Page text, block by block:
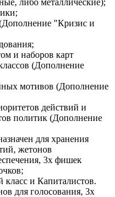
либо металлические);
"Кризис и
и наборов карт
(Дополнение
мотивов (Дополнение
действий и
политик (Дополнение
для хранения
жетонов
3х фишек
класс и Капиталистов.
для голосования, 3х